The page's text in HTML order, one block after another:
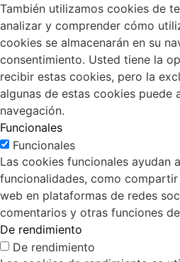
También utilizamos cookies de
analizar y comprender cómo
cookies se almacenarán en su
consentimiento. Usted tiene la
recibir estas cookies, pero la
algunas de estas cookies puede
navegación.
Funcionales
Funcionales
Las cookies funcionales ayudan
funcionalidades, como
web en plataformas de redes
comentarios y otras funciones
De rendimiento
De rendimiento